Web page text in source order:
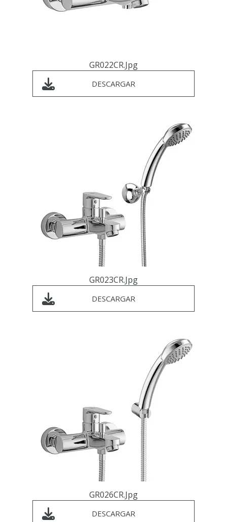
GR022CR.jpg
DESCARGAR
GR023CR.jpg
DESCARGAR
GR026CR.jpg
DESCARGAR